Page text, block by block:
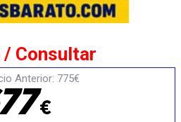
Consultar
Anterior: 775€
7 €